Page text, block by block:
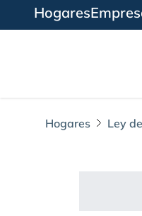
Hogares
Hogares Ley